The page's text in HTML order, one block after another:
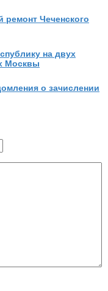
ремонт Чеченского
на двух
Москвы
о зачислении